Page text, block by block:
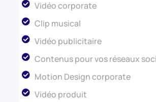
Vidéo corporate
Clip musical
Vidéo publicitaire
Contenus pour vos réseaux
Motion Design corporate
Vidéo produit